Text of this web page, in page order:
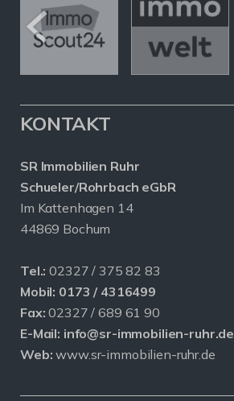
KONTAKT
SR Immobilien Ruhr
Schueler/Rohrbach eGbR
Im Kattenhagen 14
44869 Bochum
Tel.: 02327 / 375 82 83
Mobil: 0173 / 4316499
Fax: 02327 / 689 61 90
E-Mail: info@sr-immobilien-ruhr.de
Web: www.sr-immobilien-ruhr.de